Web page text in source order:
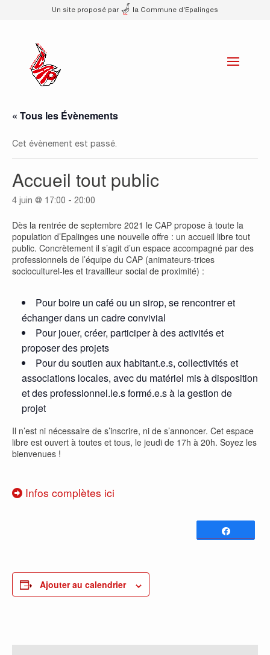
Un site proposé par la Commune d'Epalinges
« Tous les Évènements
Cet évènement est passé.
Accueil tout public
4 juin @ 17:00 - 20:00
Dès la rentrée de septembre 2021 le CAP propose à toute la
population d’Epalinges une nouvelle offre : un accueil libre tout
public. Concrètement il s’agit d’un espace accompagné par des
professionnels de l’équipe du CAP (animateurs-trices
socioculturel-les et travailleur social de proximité) :
Pour boire un café ou un sirop, se rencontrer et
échanger dans un cadre convivial
Pour jouer, créer, participer à des activités et
proposer des projets
Pour du soutien aux habitant.e.s, collectivités et
associations locales, avec du matériel mis à disposition
et des professionnel.le.s formé.e.s à la gestion de
projet
Il n’est ni nécessaire de s’inscrire, ni de s’annoncer. Cet espace
libre est ouvert à toutes et tous, le jeudi de 17h à 20h. Soyez les
bienvenues !
Infos complètes ici
Ajouter au calendrier